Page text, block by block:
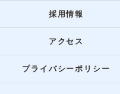
採用情報
アクセス
プライバシーポリシー